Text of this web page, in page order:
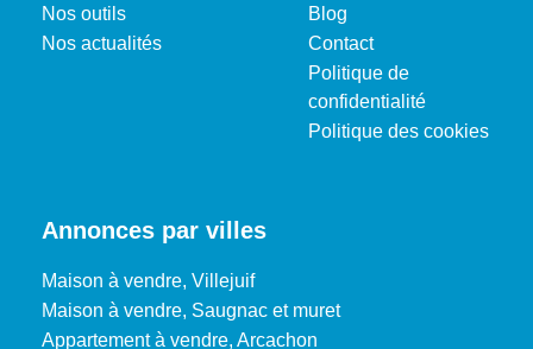
Nos outils
Nos actualités
Blog
Contact
Politique de
confidentialité
Politique des cookies
Annonces par villes
Maison à vendre, Villejuif
Maison à vendre, Saugnac et muret
Appartement à vendre, Arcachon